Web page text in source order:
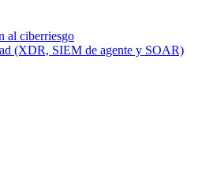
al ciberriesgo
(XDR, SIEM de agente y SOAR)